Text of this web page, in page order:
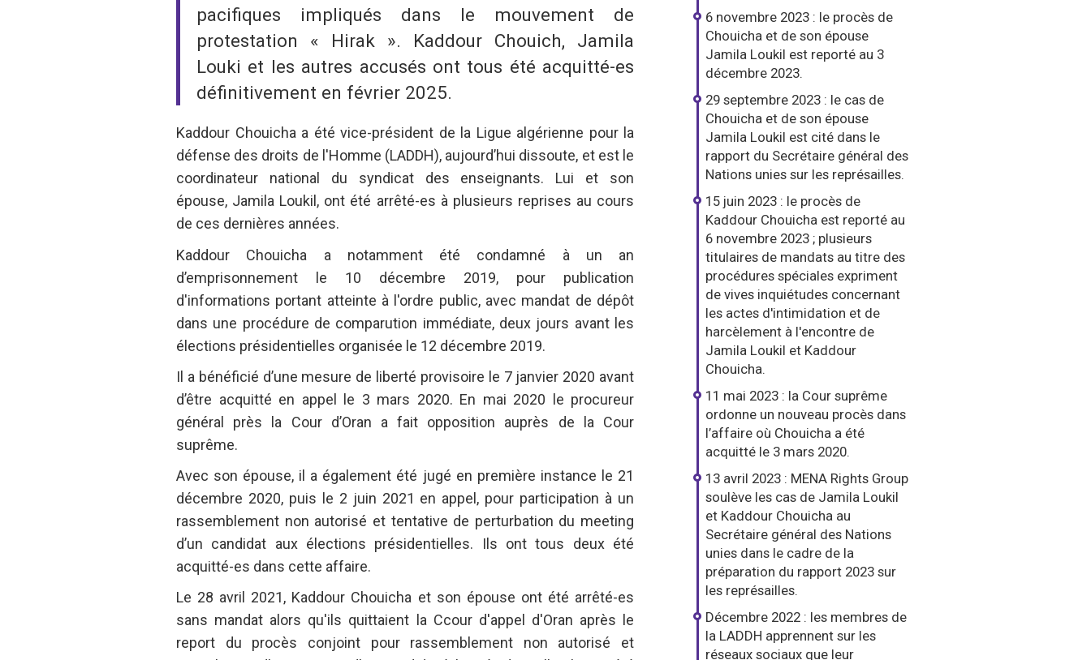
pacifiques impliqués dans le mouvement de
protestation « Hirak ». Kaddour Chouich, Jamila
Louki et les autres accusés ont tous été acquitté-es
définitivement en février 2025.
Kaddour Chouicha a été vice-président de la Ligue algérienne pour la
défense des droits de l'Homme (LADDH), aujourd’hui dissoute, et est le
coordinateur national du syndicat des enseignants. Lui et son
épouse, Jamila Loukil, ont été arrêté-es à plusieurs reprises au cours
de ces dernières années.
Kaddour Chouicha a notamment été condamné à un an
d’emprisonnement le 10 décembre 2019, pour publication
d'informations portant atteinte à l'ordre public, avec mandat de dépôt
dans une procédure de comparution immédiate, deux jours avant les
élections présidentielles organisée le 12 décembre 2019.
Il a bénéficié d’une mesure de liberté provisoire le 7 janvier 2020 avant
d’être acquitté en appel le 3 mars 2020. En mai 2020 le procureur
général près la Cour d’Oran a fait opposition auprès de la Cour
suprême.
Avec son épouse, il a également été jugé en première instance le 21
décembre 2020, puis le 2 juin 2021 en appel, pour participation à un
rassemblement non autorisé et tentative de perturbation du meeting
d’un candidat aux élections présidentielles. Ils ont tous deux été
acquitté-es dans cette affaire.
Le 28 avril 2021, Kaddour Chouicha et son épouse ont été arrêté-es
sans mandat alors qu'ils quittaient la Ccour d'appel d'Oran après le
report du procès conjoint pour rassemblement non autorisé et
6 novembre 2023 : le procès de
Chouicha et de son épouse
Jamila Loukil est reporté au 3
décembre 2023.
29 septembre 2023 : le cas de
Chouicha et de son épouse
Jamila Loukil est cité dans le
rapport du Secrétaire général des
Nations unies sur les représailles.
15 juin 2023 : le procès de
Kaddour Chouicha est reporté au
6 novembre 2023 ; plusieurs
titulaires de mandats au titre des
procédures spéciales expriment
de vives inquiétudes concernant
les actes d'intimidation et de
harcèlement à l'encontre de
Jamila Loukil et Kaddour
Chouicha.
11 mai 2023 : la Cour suprême
ordonne un nouveau procès dans
l’affaire où Chouicha a été
acquitté le 3 mars 2020.
13 avril 2023 : MENA Rights Group
soulève les cas de Jamila Loukil
et Kaddour Chouicha au
Secrétaire général des Nations
unies dans le cadre de la
préparation du rapport 2023 sur
les représailles.
Décembre 2022 : les membres de
la LADDH apprennent sur les
réseaux sociaux que leur